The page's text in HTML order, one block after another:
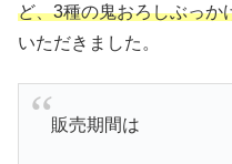
ど、3種の鬼おろしぶっか
いただきました。
販売期間は